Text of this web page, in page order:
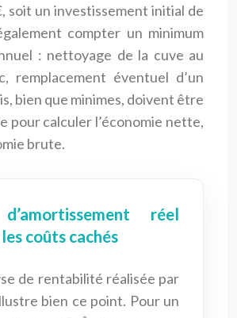
soit un investissement initial de
compter un minimum
: nettoyage de la cuve au
remplacement éventuel d’un
bien que minimes, doivent être
pour calculer l’économie nette,
brute.
réel
coûts cachés
de rentabilité réalisée par
bien ce point. Pour un